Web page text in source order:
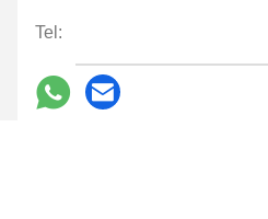
Tel: